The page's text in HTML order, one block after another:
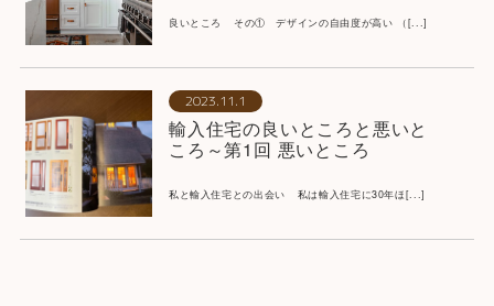
良いところ その① デザインの自由度が高い （[...]
2023.11.1
輸入住宅の良いところと悪いと
ころ～第1回 悪いところ
私と輸入住宅との出会い 私は輸入住宅に30年ほ[...]